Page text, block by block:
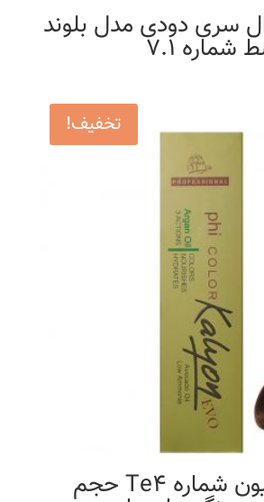
سری دودی مدل بلوند
7.1
تخفیف!
رنگ مو کالیون شماره Te4 حجم